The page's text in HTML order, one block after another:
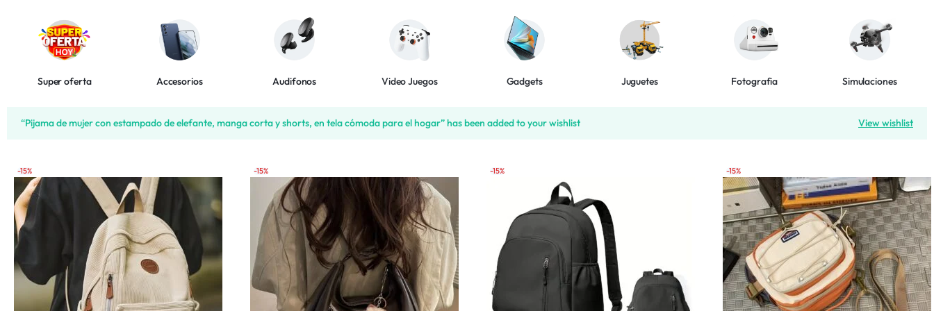
Bebés y Niños
Productos 5 Estrellas
Super oferta Accesorios Audifonos Video Juegos Gadgets Juguetes Fotografia Simulaciones
View wishlist
“Pijama de mujer con estampado de elefante, manga corta y shorts, en tela cómoda para el hogar” has been added to your wishlist
-15% -15% -15% -15%